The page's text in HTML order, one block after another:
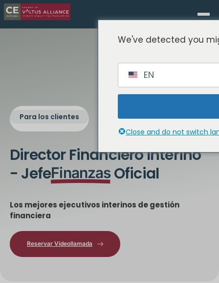
Para los clientes
Director Financiero Interino
- JefeFinanzasOficial
Los mejores ejecutivos interinos de gestión
financiera
Reservar Videollamada
We've detected you
EN
Close and do not switch